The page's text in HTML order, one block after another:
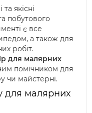
якісні
побутового
є все
а також для
робіт.
для малярних
помічником для
чи майстерні.
для малярних